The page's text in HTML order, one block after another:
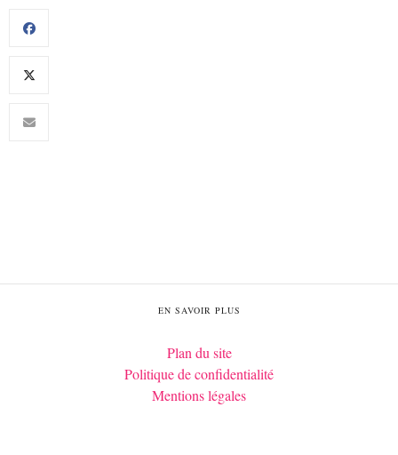
EN SAVOIR PLUS
Plan du site
Politique de confidentialité
Mentions légales